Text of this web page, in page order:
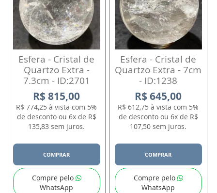
Esfera - Cristal de
Quartzo Extra -
7.3cm - ID:2701
R$ 815,00
R$ 774,25 à vista com 5%
de desconto ou 6x de R$
135,83 sem juros.
COMPRAR
Compre pelo
WhatsApp
Esfera - Cristal de
Quartzo Extra - 7cm
- ID:1238
R$ 645,00
R$ 612,75 à vista com 5%
de desconto ou 6x de R$
107,50 sem juros.
COMPRAR
Compre pelo
WhatsApp